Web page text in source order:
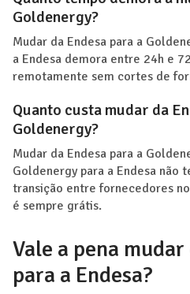
Goldenergy?
Mudar da Endesa para a
a Endesa demora entre 24h e
remotamente sem cortes de
Quanto custa mudar da
Goldenergy?
Mudar da Endesa para a
Goldenergy para a Endesa não
transição entre fornecedores
é sempre grátis.
Vale a pena
para a Endesa?